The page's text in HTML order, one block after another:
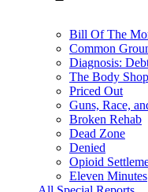
Bill Of The
Common
Diagnosis:
The Body
Priced Out
Guns, Race,
Broken Rehab
Dead Zone
Denied
Opioid
Eleven Minutes